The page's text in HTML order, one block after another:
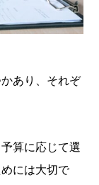
あり、それぞ
算に応じて選
には大切で